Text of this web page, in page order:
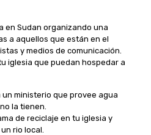
en Sudan organizando una
a aquellos que están en el
y medios de comunicación.
iglesia que puedan hospedar a
ministerio que provee agua
la tienen.
de reciclaje en tu iglesia y
rio local.